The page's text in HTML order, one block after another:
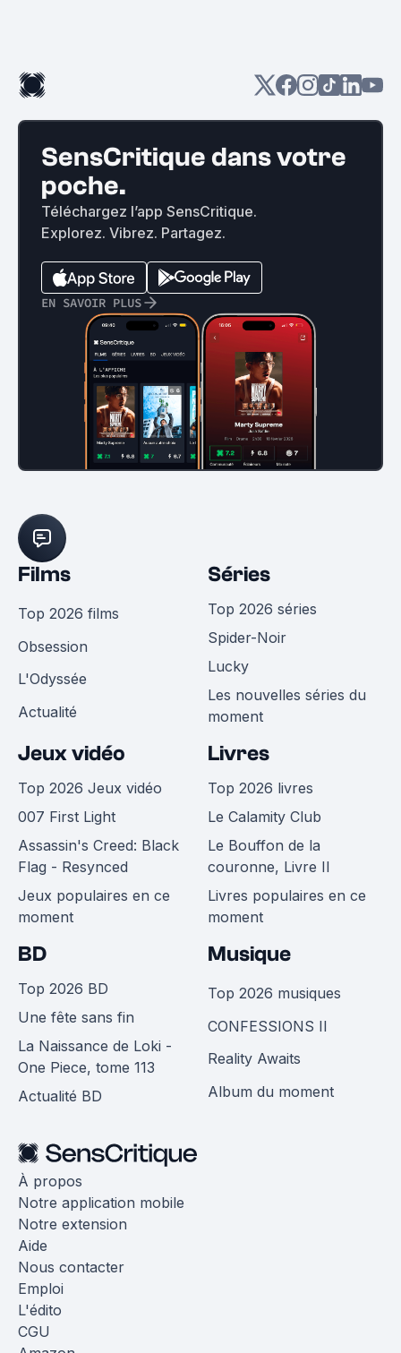
SensCritique dans votre
poche.
Téléchargez l’app SensCritique.
Explorez. Vibrez. Partagez.
EN SAVOIR PLUS
Films
Top 2026 films
Obsession
L'Odyssée
Actualité
Séries
Top 2026 séries
Spider-Noir
Lucky
Les nouvelles séries du
moment
Jeux vidéo
Top 2026 Jeux vidéo
007 First Light
Assassin's Creed: Black
Flag - Resynced
Jeux populaires en ce
moment
Livres
Top 2026 livres
Le Calamity Club
Le Bouffon de la
couronne, Livre II
Livres populaires en ce
moment
BD
Top 2026 BD
Une fête sans fin
La Naissance de Loki -
One Piece, tome 113
Actualité BD
Musique
Top 2026 musiques
CONFESSIONS II
Reality Awaits
Album du moment
À propos
Notre application mobile
Notre extension
Aide
Nous contacter
Emploi
L'édito
CGU